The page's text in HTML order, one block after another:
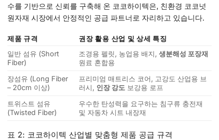
수를 기반으로 신뢰를 구축해 온 코코하이텍은, 친환경 코코넛
원자재 시장에서 안정적인 공급 파트너로 자리하고 있습니다.
제품 규격
권장 활용 산업 및 상세 특징
일반 섬유 (Short
Fiber)
조경용 펠릿, 농업용 배지,생분해성 포장재
원료 혼합용
장섬유 (Long Fiber
– 20cm 이상)
프리미엄 매트리스 코어, 고강도 산업용 브
러시, 인장 강도 보강용 로프
트위스트 섬유
(Twisted Fiber)
우수한 탄성력을 요구하는 침구류 충전재
및 자동차 시트 내장재
표 2: 코코하이텍 산업별 맞춤형 제품 공급 규격